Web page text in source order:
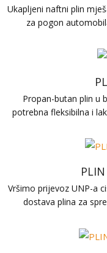
Ukapljeni naftni plin
za pogon
Propan-butan plin u
potrebna fleksibilna i
Vršimo prijevoz UNP-a
dostava plina za